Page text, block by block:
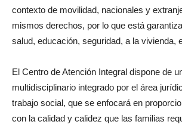
contexto de movilidad, nacionales y
mismos derechos, por lo que está
salud, educación, seguridad, a la vivienda,
El Centro de Atención Integral dispone de
multidisciplinario integrado por el área
trabajo social, que se enfocará en
con la calidad y calidez que las familias